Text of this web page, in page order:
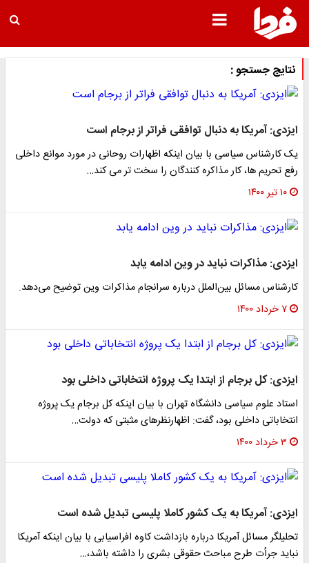
نتایج جستجو :
ایزدی: آمریکا به دنبال توافقی فراتر از برجام است
یک کارشناس سیاسی با بیان اینکه اظهارات روحانی در مورد موانع داخلی
رفع تحریم ها، کار مذاکره کنندگان را سخت تر می کند…
۱۰ تیر ۱۴۰۰
ایزدی: مذاکرات نباید در وین ادامه یابد
کارشناس مسائل بین‌الملل درباره سرانجام مذاکرات وین توضیح می‌دهد.
۷ خرداد ۱۴۰۰
ایزدی: کل برجام از ابتدا یک پروژه انتخاباتی داخلی بود
استاد علوم سیاسی دانشگاه تهران با بیان اینکه کل برجام یک پروژه
انتخاباتی داخلی بود، گفت: اظهارنظرهای مثبتی که دولت…
۳ خرداد ۱۴۰۰
ایزدی: آمریکا به یک کشور کاملا پلیسی تبدیل شده است
تحلیلگر مسائل آمریکا درباره بازداشت کاوه افراسیابی با بیان اینکه آمریکا
نباید جرأت طرح مباحث حقوقی بشری را داشته باشد،…